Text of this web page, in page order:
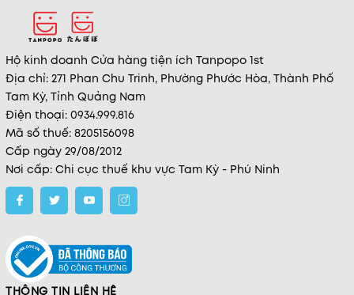
Hộ kinh doanh Cửa hàng tiện ích Tanpopo 1st
Địa chỉ: 271 Phan Chu Trinh, Phường Phước Hòa, Thành Phố
Tam Kỳ, Tỉnh Quảng Nam
Điện thoại: 0934.999.816
Mã số thuế: 8205156098
Cấp ngày 29/08/2012
Nơi cấp: Chi cục thuế khu vực Tam Kỳ - Phú Ninh
THÔNG TIN LIÊN HỆ